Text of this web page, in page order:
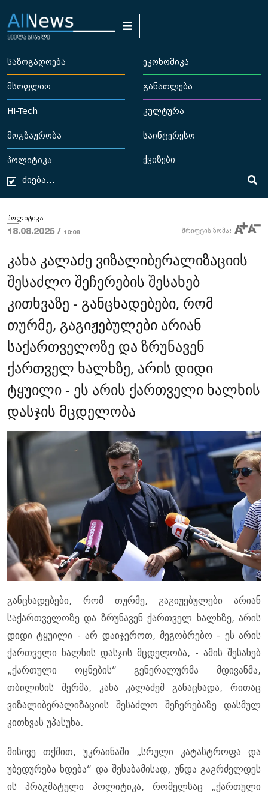
საზოგადოება ეკონომიკა
მსოფლიო განათლება
HI-Tech კულტურა
მოგზაურობა საინტერესო
პოლიტიკა ქვიზები
პოლიტიკა
18.08.2025 / 10:08 შრიფტის ზომა:
კახა კალაძე ვიზალიბერალიზაციის
შესაძლო შეჩერების შესახებ
კითხვაზე - განცხადებები, რომ
თურმე, გაგიჟებულები არიან
საქართველოზე და ზრუნავენ
ქართველ ხალხზე, არის დიდი
ტყუილი - ეს არის ქართველი ხალხის
დასჯის მცდელობა
განცხადებები, რომ თურმე, გაგიჟებულები არიან
საქართველოზე და ზრუნავენ ქართველ ხალხზე, არის
დიდი ტყუილი - არ დაიჯეროთ, მეგობრებო - ეს არის
ქართველი ხალხის დასჯის მცდელობა, - ამის შესახებ
„ქართული ოცნების“ გენერალურმა მდივანმა,
თბილისის მერმა, კახა კალაძემ განაცხადა, რითაც
ვიზალიბერალიზაციის შესაძლო შეჩერებაზე დასმულ
კითხვას უპასუხა.
მისივე თქმით, უკრაინაში „სრული კატასტროფა და
უბედურება ხდება“ და შესაბამისად, უნდა გაგრძელდეს
ის პრაგმატული პოლიტიკა, რომელსაც „ქართული